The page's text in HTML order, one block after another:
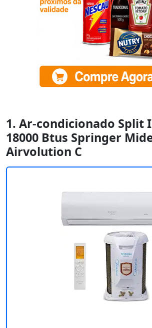
1. Ar-condicionado Split
18000 Btus Springer
Airvolution C